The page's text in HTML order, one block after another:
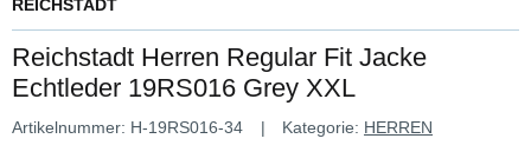
Reichstadt Herren Regular Fit Jacke
Echtleder 19RS016 Grey XXL
Artikelnummer: H-19RS016-34 Kategorie: HERREN